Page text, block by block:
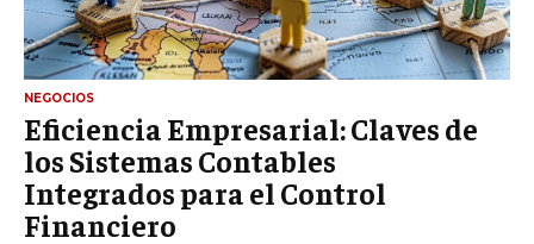
NEGOCIOS
Eficiencia Empresarial: Claves de
los Sistemas Contables
Integrados para el Control
Financiero